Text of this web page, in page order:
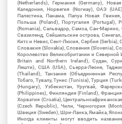
(Netherlands), Германия (Germany),
Каледония, Норвегия (Norway), ОАЭ
Палестина, Панама, Папуа Новая
Польша (Poland), Португалия (Portugal),
(Romania), Сальвадор, Самоа, Сан-Марино,
Свазиленд, Сейшельские острова,
Китс и Невис, Сент-Люсия, Сербия (Serbia),
Словакия (Slovakia), Словения (Slovenia),
Королевство Великобритании и
Britain and Northern Ireland), Судан,
Лешти), США (USA), Сьерра-Леоне,
(Thailand), Танзания (Объединенная
Тобаго, Тувалу, Тунис (Tunisia), Турция
(Hungary), Узбекистан, Уругвай,
(Philippines), Финляндия (Finland),
Хорватия (Croatia),
(Czech Republic), Чили, Черногория
Швеция (Sweden), Шри-Ланка, Ямайка,
Иногда клиенты могут вводить